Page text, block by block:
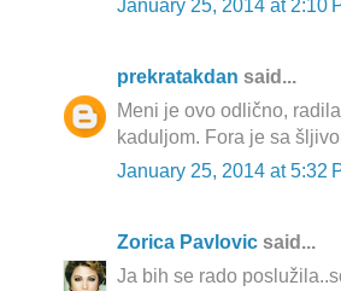
January 25, 2014 at 2:10
prekratakdan said...
Meni je ovo odlično,
kaduljom. Fora je sa
January 25, 2014 at 5:32
Zorica Pavlovic said...
Ja bih se rado